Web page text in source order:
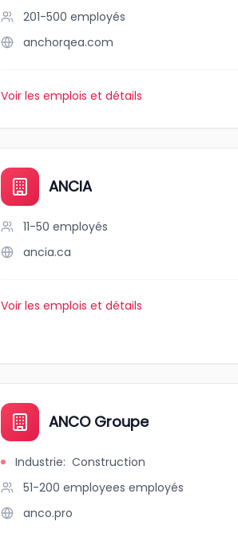
201-500 employés
anchorqea.com
Voir les emplois et détails
ANCIA
11-50 employés
ancia.ca
Voir les emplois et détails
ANCO Groupe
Industrie: Construction
51-200 employees employés
anco.pro